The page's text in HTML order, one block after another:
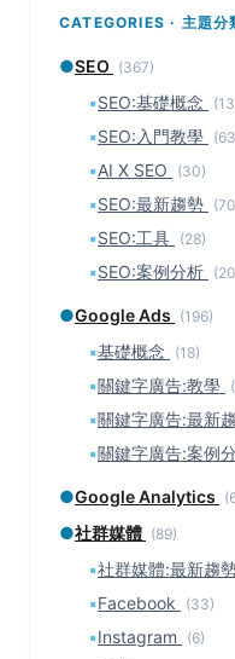
CATEGORIES · 主題分
●SEO (367)
▪SEO:基礎概念
▪SEO:入門教學
▪AI X SEO (30)
▪SEO:最新趨勢
▪SEO:工具 (28)
▪SEO:案例分析
●Google Ads (196)
▪基礎概念 (18)
▪關鍵字廣告:教學
▪關鍵字廣告:最新
▪關鍵字廣告:案例
●Google Analytics
●社群媒體 (89)
▪社群媒體:最新趨
▪Facebook (33)
▪Instagram (6)